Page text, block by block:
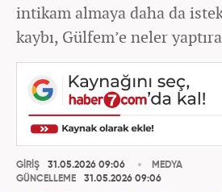
intikam almaya daha da
kaybı, Gülfem’e neler
GİRİŞ
31.05.2026 09:06
GÜNCELLEME
31.05.2026 09:06
MEDYA